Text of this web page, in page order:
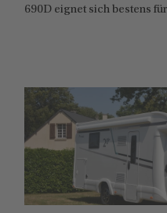
690D eignet sich bestens für